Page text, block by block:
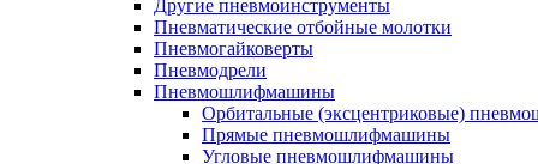
Другие пневмоинструменты
Пневматические отбойные молотки
Пневмогайковерты
Пневмодрели
Пневмошлифмашины
Орбитальные (эксцентриковые)
Прямые пневмошлифмашины
Угловые пневмошлифмашины